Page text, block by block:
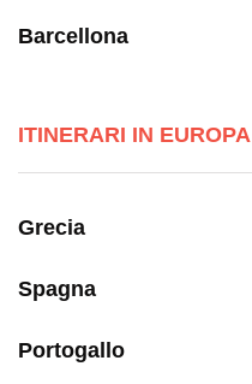
Barcellona
ITINERARI IN EUROPA
Grecia
Spagna
Portogallo